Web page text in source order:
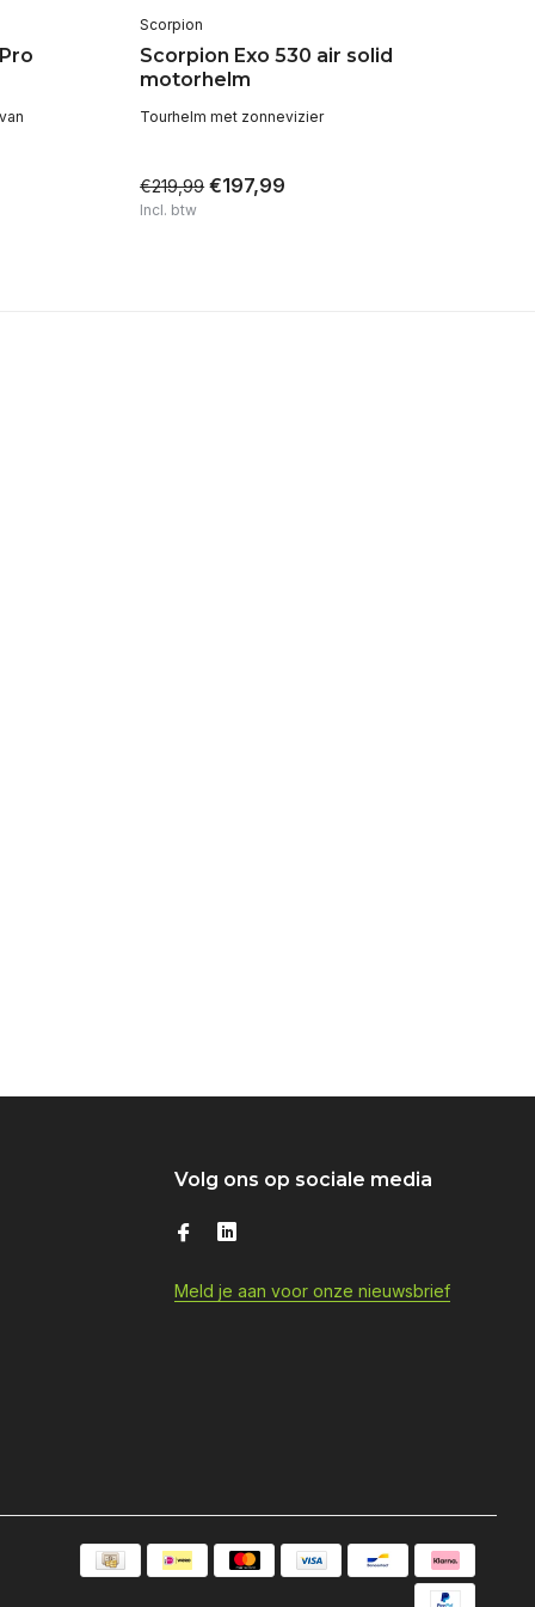
Scorpion
Scorpion Exo 530 air solid
motorhelm
Tourhelm met zonnevizier
€219,99 €197,99
Incl. btw
Volg ons op sociale media
Meld je aan voor onze nieuwsbrief